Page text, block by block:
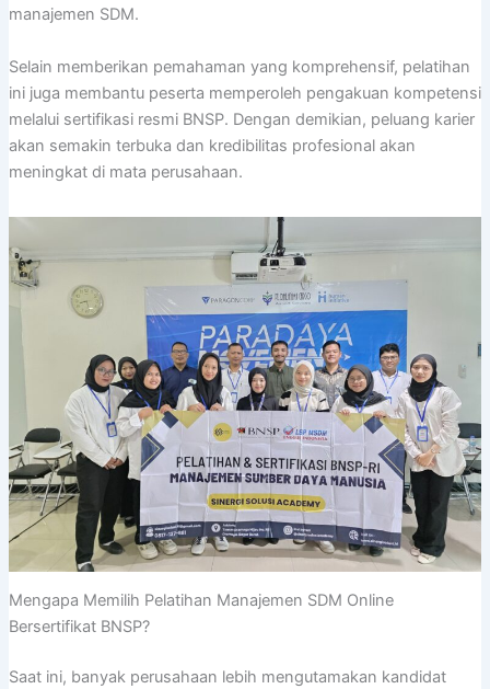
manajemen SDM.
Selain memberikan pemahaman yang komprehensif, pelatihan
ini juga membantu peserta memperoleh pengakuan kompetensi
melalui sertifikasi resmi BNSP. Dengan demikian, peluang karier
akan semakin terbuka dan kredibilitas profesional akan
meningkat di mata perusahaan.
Mengapa Memilih Pelatihan Manajemen SDM Online
Bersertifikat BNSP?
Saat ini, banyak perusahaan lebih mengutamakan kandidat